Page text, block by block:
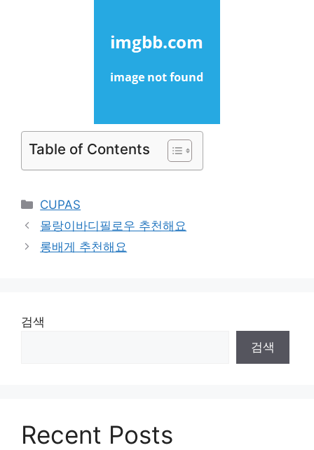
Table of Contents
Categories
CUPAS
몰랑이바디필로우 추천해요
롱배게 추천해요
검색
검색
Recent Posts